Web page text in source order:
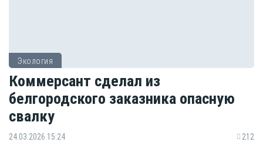
Экология
Коммерсант сделал из
белгородского заказника опасную
свалку
24.03.2026 15:24 212